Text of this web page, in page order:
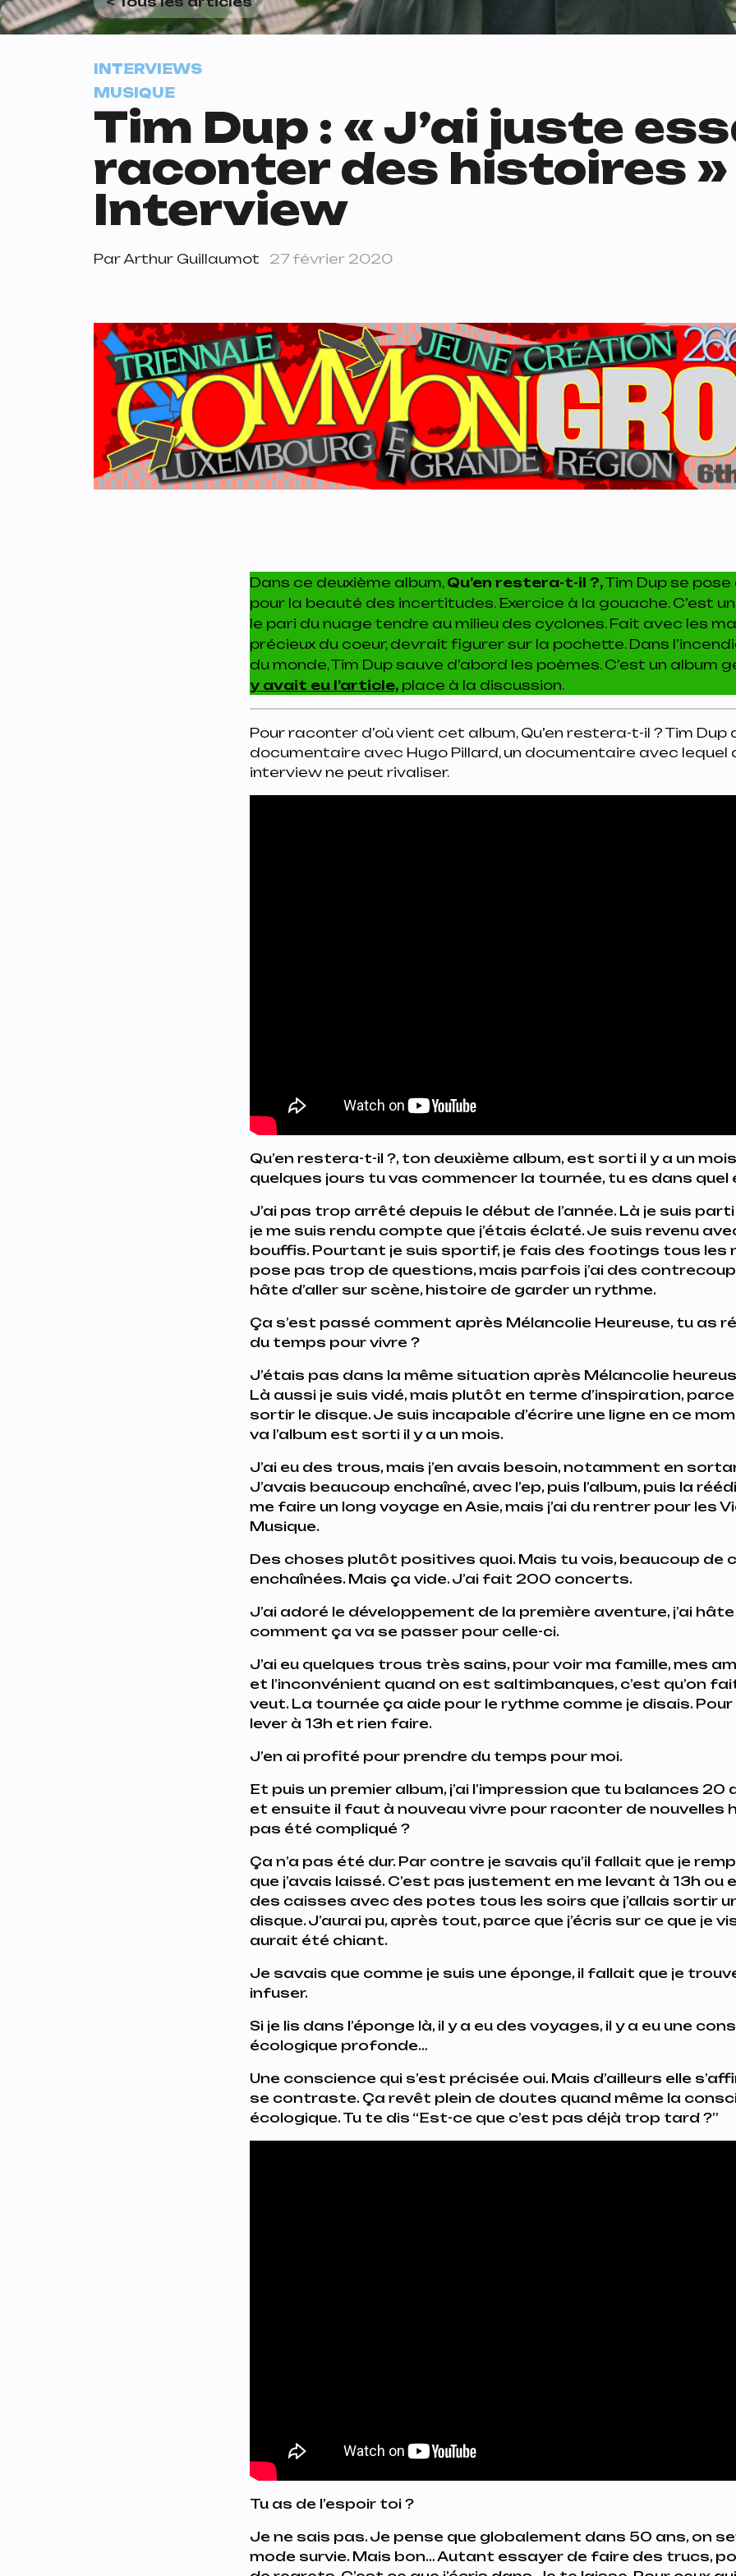
INTERVIEWS
MUSIQUE
Tim Dup : « J’ai juste
raconter des histoires »
Interview
ParArthur Guillaumot 27 février 2020
Dans ce deuxième album, Qu’en restera-t-il ?,Tim Dup se
pour la beauté des incertitudes. Exercice à la gouache. C’est
le pari du nuage tendre au milieu des cyclones. Fait avec les
précieux du coeur, devrait figurer sur la pochette. Dans
du monde, Tim Dup sauve d’abord les poèmes. C’est un album
y avait eu l’article, place à la discussion.
Pour raconter d’où vient cet album, Qu’en restera-t-il ?Tim Dup
documentaire avec Hugo Pillard, un documentaire avec lequel
interview ne peut rivaliser.
Qu’en restera-t-il ?, ton deuxième album, est sorti il y a un
quelques jours tu vas commencer la tournée, tu es dans quel
J’ai pas trop arrêté depuis le début de l’année. Là je suis
je me suis rendu compte que j’étais éclaté. Je suis revenu
bouffis. Pourtant je suis sportif, je fais des footings tous les
pose pas trop de questions, mais parfois j’ai des
hâte d’aller sur scène, histoire de garder un rythme.
Ça s’est passé comment après Mélancolie Heureuse, tu as
du temps pour vivre ?
J’étais pas dans la même situation après Mélancolie
Là aussi je suis vidé, mais plutôt en terme d’inspiration, parce
sortir le disque. Je suis incapable d’écrire une ligne en ce
va l’album est sorti il y a un mois.
J’ai eu des trous, mais j’en avais besoin, notamment en
J’avais beaucoup enchaîné, avec l’ep, puis l’album, puis la
me faire un long voyage en Asie, mais j’ai du rentrer pour les
Musique.
Des choses plutôt positives quoi. Mais tu vois, beaucoup de
enchaînées. Mais ça vide. J’ai fait 200 concerts.
J’ai adoré le développement de la première aventure, j’ai
comment ça va se passer pour celle-ci.
J’ai eu quelques trous très sains, pour voir ma famille, mes
et l’inconvénient quand on est saltimbanques, c’est qu’on
veut. La tournée ça aide pour le rythme comme je disais.
lever à 13h et rien faire.
J’en ai profité pour prendre du temps pour moi.
Et puis un premier album, j’ai l’impression que tu balances 20
et ensuite il faut à nouveau vivre pour raconter de nouvelles
pas été compliqué ?
Ça n’a pas été dur. Par contre je savais qu’il fallait que je
que j’avais laissé. C’est pas justement en me levant à 13h ou
des caisses avec des potes tous les soirs que j’allais sortir
disque. J’aurai pu, après tout, parce que j’écris sur ce que je
aurait été chiant.
Je savais que comme je suis une éponge, il fallait que je
infuser.
Si je lis dans l’éponge là, il y a eu des voyages, il y a eu une
écologique profonde…
Une conscience qui s’est précisée oui. Mais d’ailleurs elle
se contraste. Ça revêt plein de doutes quand même la
écologique. Tu te dis “Est-ce que c’est pas déjà trop tard ?”
Tu as de l’espoir toi ?
Je ne sais pas. Je pense que globalement dans 50 ans, on
mode survie. Mais bon… Autant essayer de faire des trucs,